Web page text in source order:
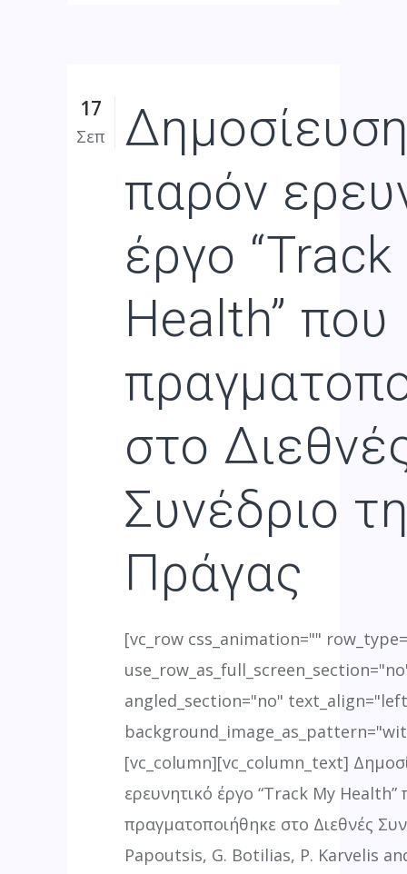
17
Σεπ
παρόν
έργο
Health” που
στο
Συνέδριο
Πράγας
[vc_row css_animation=""
angled_section="no"
[vc_column][vc_column_text]
ερευνητικό έργο “Track My Health”
πραγματοποιήθηκε στο Διεθνές
Papoutsis, G. Botilias, P. Karvelis